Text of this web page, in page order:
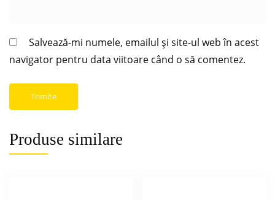
Salvează-mi numele, emailul și site-ul web în acest
navigator pentru data viitoare când o să comentez.
Produse similare